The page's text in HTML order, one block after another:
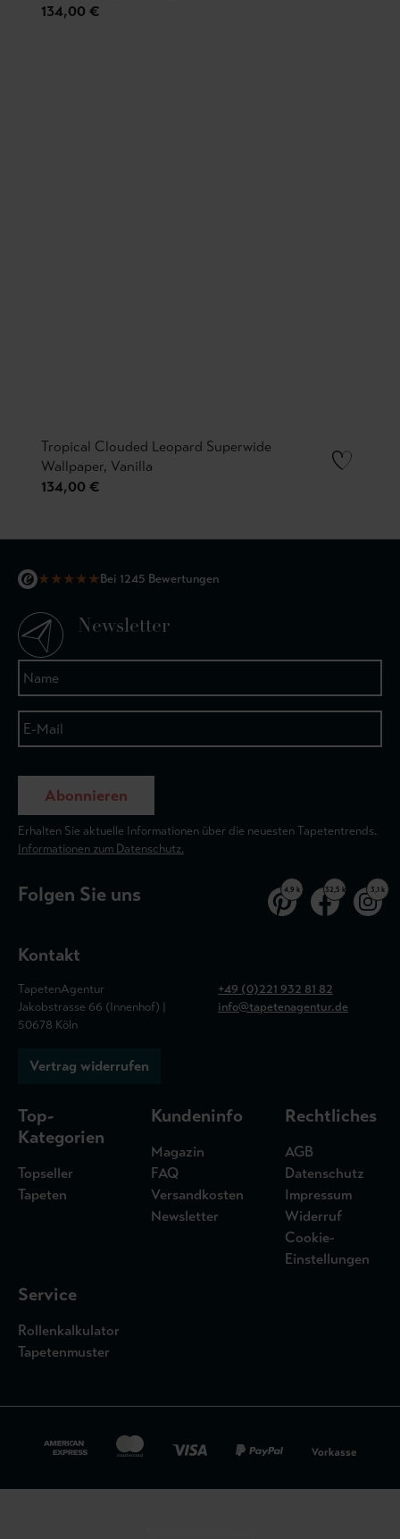
134,00 €
Tropical Clouded Leopard Superwide
Wallpaper, Vanilla
134,00 €
★★★★★Bei 1245 Bewertungen
Newsletter
Abonnieren
Erhalten Sie aktuelle Informationen über die neuesten Tapetentrends.
Informationen zum Datenschutz.
Folgen Sie uns 4,9 k 32,5 k 3,1 k
Kontakt
TapetenAgentur
Jakobstrasse 66 (Innenhof) |
50678 Köln
+49 (0)221 932 81 82
info@tapetenagentur.de
Vertrag widerrufen
Top-
Kategorien
Topseller
Tapeten
Kundeninfo
Magazin
FAQ
Versandkosten
Newsletter
Rechtliches
AGB
Datenschutz
Impressum
Widerruf
Cookie-
Einstellungen
Service
Rollenkalkulator
Tapetenmuster